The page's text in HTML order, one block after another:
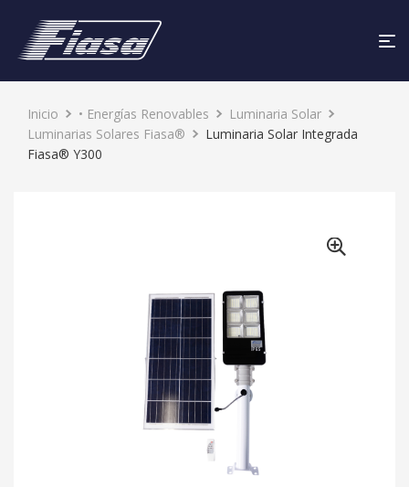
Inicio • Energías Renovables
Luminaria Solar
Luminarias Solares Fiasa®
Luminaria Solar Integrada
Fiasa® Y300